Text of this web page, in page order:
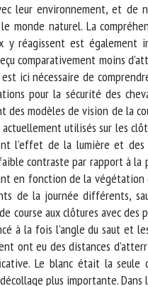
leur environnement, et de
monde naturel. La
réagissent est également
comparativement moins
ici nécessaire de
pour la sécurité des
modèles de vision de la
utilisés sur les
l’effet de la lumière et des
contraste par rapport à la
en fonction de la végétation
de la journée différents,
course aux clôtures avec des
à la fois l’angle du saut et
ont eu des distances
Le blanc était la seule
plus importante. Dans